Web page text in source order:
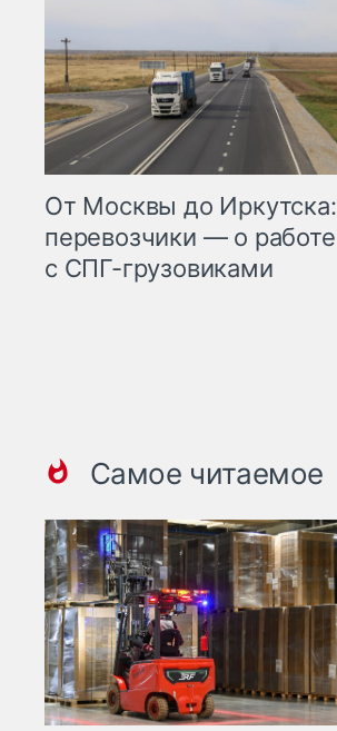
От Москвы до Иркутска:
перевозчики — о работе
с СПГ-грузовиками
Самое читаемое